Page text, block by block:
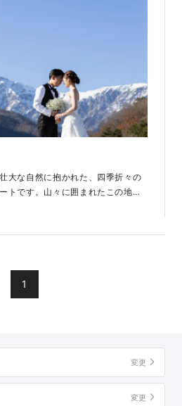
大な自然に抱かれた、四季折々の
トです。山々に囲まれたこの地に
開放感あふれる広大な高原が広が
さに白馬ならではの絶景です。雄
1
変更
変更